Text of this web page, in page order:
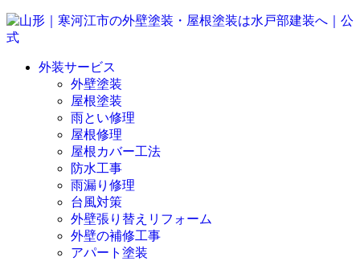
外装サービス
外壁塗装
屋根塗装
雨とい修理
屋根修理
屋根カバー工法
防水工事
雨漏り修理
台風対策
外壁張り替えリフォーム
外壁の補修工事
アパート塗装